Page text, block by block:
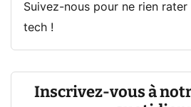
Suivez-nous pour ne rien rater
tech !
Inscrivez-vous à